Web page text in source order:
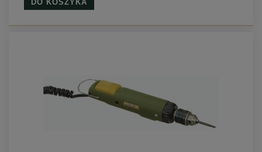
DO KOSZYKA